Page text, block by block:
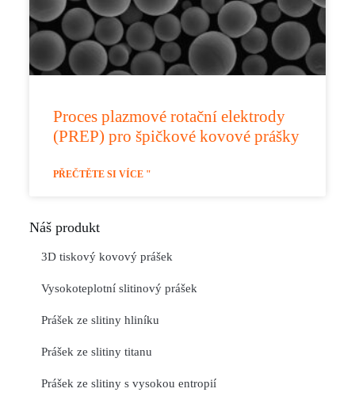
Proces plazmové rotační elektrody
(PREP) pro špičkové kovové prášky
PŘEČTĚTE SI VÍCE "
Náš produkt
3D tiskový kovový prášek
Vysokoteplotní slitinový prášek
Prášek ze slitiny hliníku
Prášek ze slitiny titanu
Prášek ze slitiny s vysokou entropií